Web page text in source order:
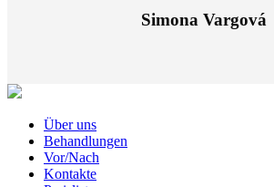
Simona Vargová
Über uns
Behandlungen
Vor/Nach
Kontakte